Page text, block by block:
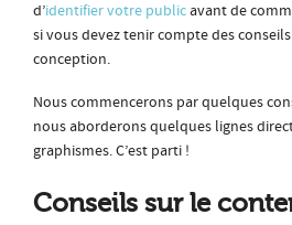
d’identifier votre public avant de
si vous devez tenir compte des
conception.
Nous commencerons par quelques
nous aborderons quelques lignes
graphismes. C’est parti !
Conseils sur le